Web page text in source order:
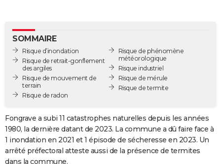
GUIDES D'ACHAT
BONS PLANS
CARTE DE VOEUX
Carte de Noël
Carte Bonne année
Carte Saint-Valentin
Carte Pâques
Carte d'anniversaire
DICTIONNAIRE
COPAINS D'AVANT
S'inscrire
Se connecter
Lycées
Collèges
Primaires
Universités
Entreprises
Service militaire
Avis de recherche
AVIS DE DÉCÈS
SOMMAIRE
Risque d’inondation
Risque de retrait-gonflement
des argiles
Risque de mouvement de
terrain
Risque de radon
Risque de phénomène
météorologique
Risque industriel
Risque de mérule
Risque de termite
Fongrave a subi 11 catastrophes naturelles depuis les années
1980, la dernière datant de 2023. La commune a dû faire face à
1 inondation en 2021 et 1 épisode de sécheresse en 2023. Un
arrêté préfectoral atteste aussi de la présence de termites
dans la commune.